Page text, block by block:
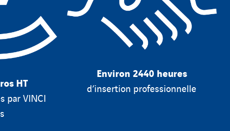
HT
par VINCI
Environ 2440 heures
d’insertion professionnelle